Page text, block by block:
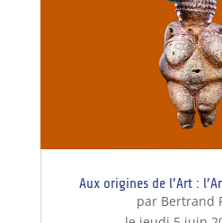
Aux origines de l’Art :
par Bertrand